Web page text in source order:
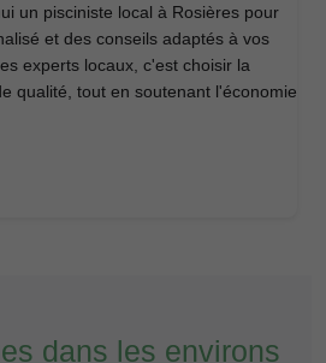
un pisciniste local à Rosières pour
et des conseils adaptés à vos
experts locaux, c'est choisir la
qualité, tout en soutenant l'économie
dans les environs